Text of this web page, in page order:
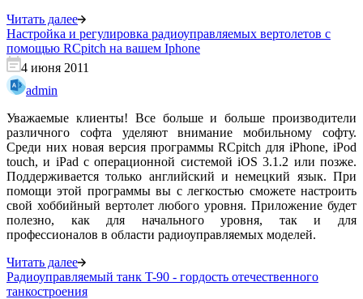
Читать далее
Настройка и регулировка радиоуправляемых вертолетов с
помощью RCpitch на вашем Iphone
4 июня 2011
admin
Уважаемые клиенты! Все больше и больше производители
различного софта уделяют внимание мобильному софту.
Среди них новая версия программы RCpitch для iPhone, iPod
touch, и iPad с операционной системой iOS 3.1.2 или позже.
Поддерживается только английский и немецкий язык. При
помощи этой программы вы с легкостью сможете настроить
свой хоббийный вертолет любого уровня. Приложение будет
полезно, как для начального уровня, так и для
профессионалов в области радиоуправляемых моделей.
Читать далее
Радиоуправляемый танк T-90 - гордость отечественного
танкостроения